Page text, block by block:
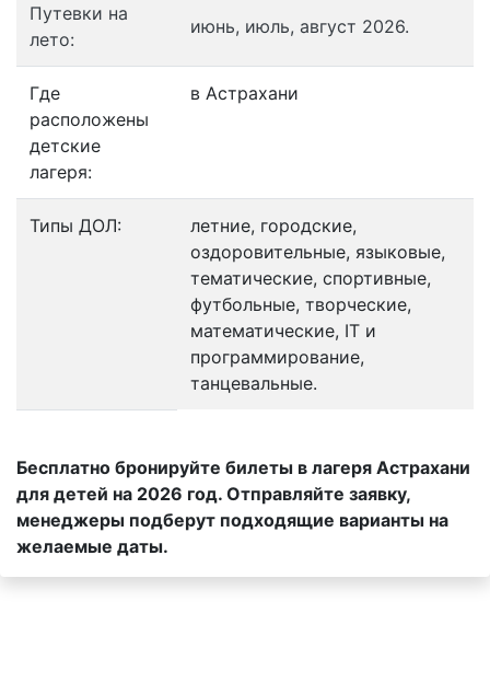
Путевки на
лето:
июнь, июль, август 2026.
Где
расположены
детские
лагеря:
в Астрахани
Типы ДОЛ:
летние, городские,
оздоровительные, языковые,
тематические, спортивные,
футбольные, творческие,
математические, IT и
программирование,
танцевальные.
Бесплатно бронируйте билеты в лагеря Астрахани
для детей на 2026 год. Отправляйте заявку,
менеджеры подберут подходящие варианты на
желаемые даты.